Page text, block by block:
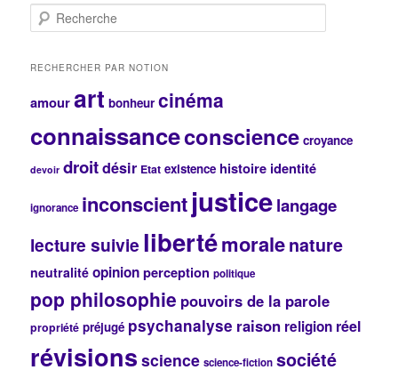
e
h
r
h
e
RECHERCHER PAR NOTION
amourart bonheur cinéma
connaissanceconscience croyance
devoir droitdésir Etat existence histoire identité
ignorance inconscientjusticelangage
lecture suivie libertémoralenature
neutralité opinionperception politique
pop philosophie pouvoirs de la parole
propriété préjugé psychanalyse raison religion réel
révisions science science-fiction société